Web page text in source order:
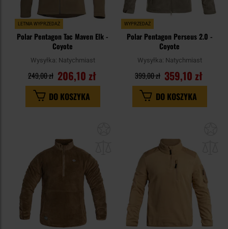
LETNIA WYPRZEDAŻ
Polar Pentagon Tac Maven Elk -
Coyote
Wysyłka: Natychmiast
206,10 zł
249,00 zł
DO KOSZYKA
WYPRZEDAŻ
Polar Pentagon Perseus 2.0 -
Coyote
Wysyłka: Natychmiast
359,10 zł
399,00 zł
DO KOSZYKA
schowka